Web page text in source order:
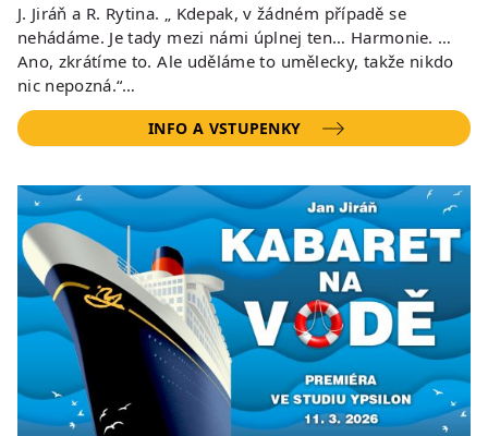
J. Jiráň a R. Rytina. „ Kdepak, v žádném případě se
nehádáme. Je tady mezi námi úplnej ten… Harmonie. …
Ano, zkrátíme to. Ale uděláme to umělecky, takže nikdo
nic nepozná.“…
INFO A VSTUPENKY